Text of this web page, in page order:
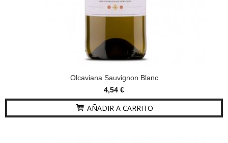
Olcaviana Sauvignon Blanc
4,54 €
AÑADIR A CARRITO